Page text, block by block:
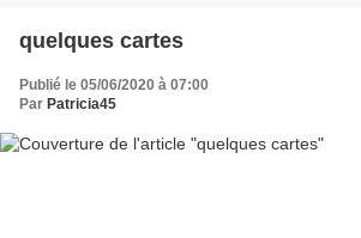
quelques cartes
Publié le 05/06/2020 à 07:00
Par Patricia45